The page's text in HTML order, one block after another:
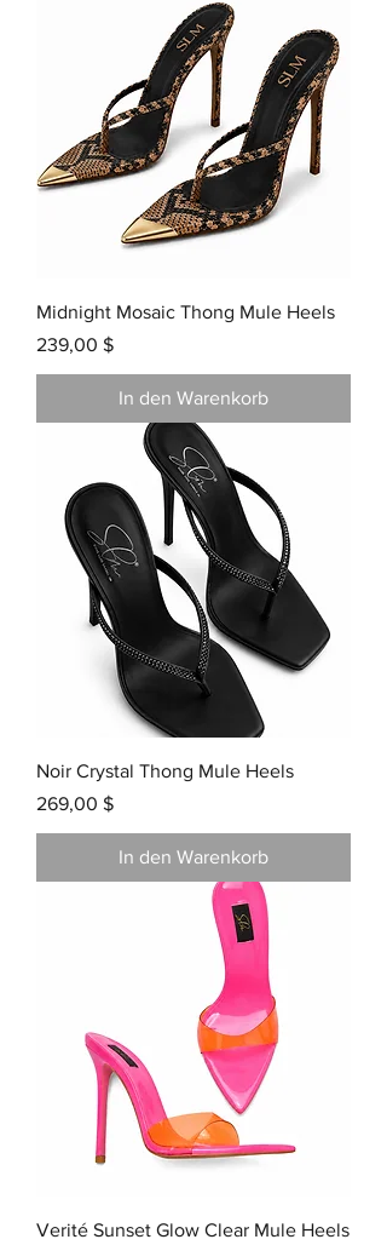
Midnight Mosaic Thong Mule Heels
Preis
239,00 $
In den Warenkorb
Noir Crystal Thong Mule Heels
Preis
269,00 $
In den Warenkorb
Verité Sunset Glow Clear Mule Heels